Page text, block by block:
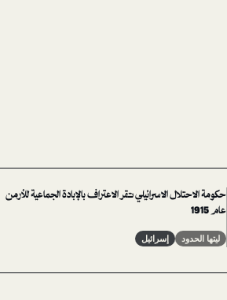
حكومة الاحتلال الاسرائيلي تقر الاعتراف بالإبادة الجماعية للأرمن
عام 1915
ليتها الحدود إسرائيل